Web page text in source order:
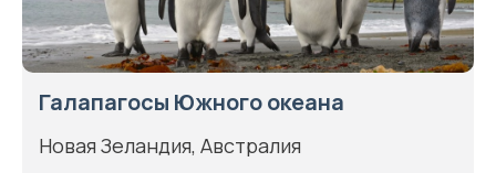
Галапагосы Южного океана
Новая Зеландия, Австралия